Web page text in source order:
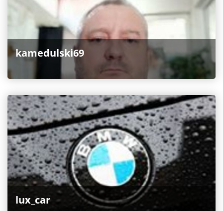
kamedulski69
lux_car